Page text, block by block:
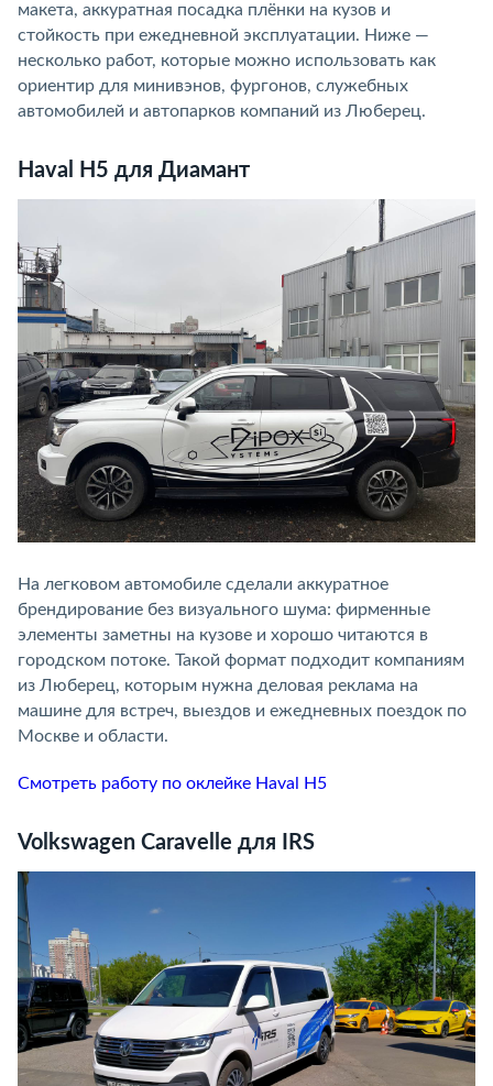
макета, аккуратная посадка плёнки на кузов и
стойкость при ежедневной эксплуатации. Ниже —
несколько работ, которые можно использовать как
ориентир для минивэнов, фургонов, служебных
автомобилей и автопарков компаний из Люберец.
Haval H5 для Диамант
На легковом автомобиле сделали аккуратное
брендирование без визуального шума: фирменные
элементы заметны на кузове и хорошо читаются в
городском потоке. Такой формат подходит компаниям
из Люберец, которым нужна деловая реклама на
машине для встреч, выездов и ежедневных поездок по
Москве и области.
Смотреть работу по оклейке Haval H5
Volkswagen Caravelle для IRS